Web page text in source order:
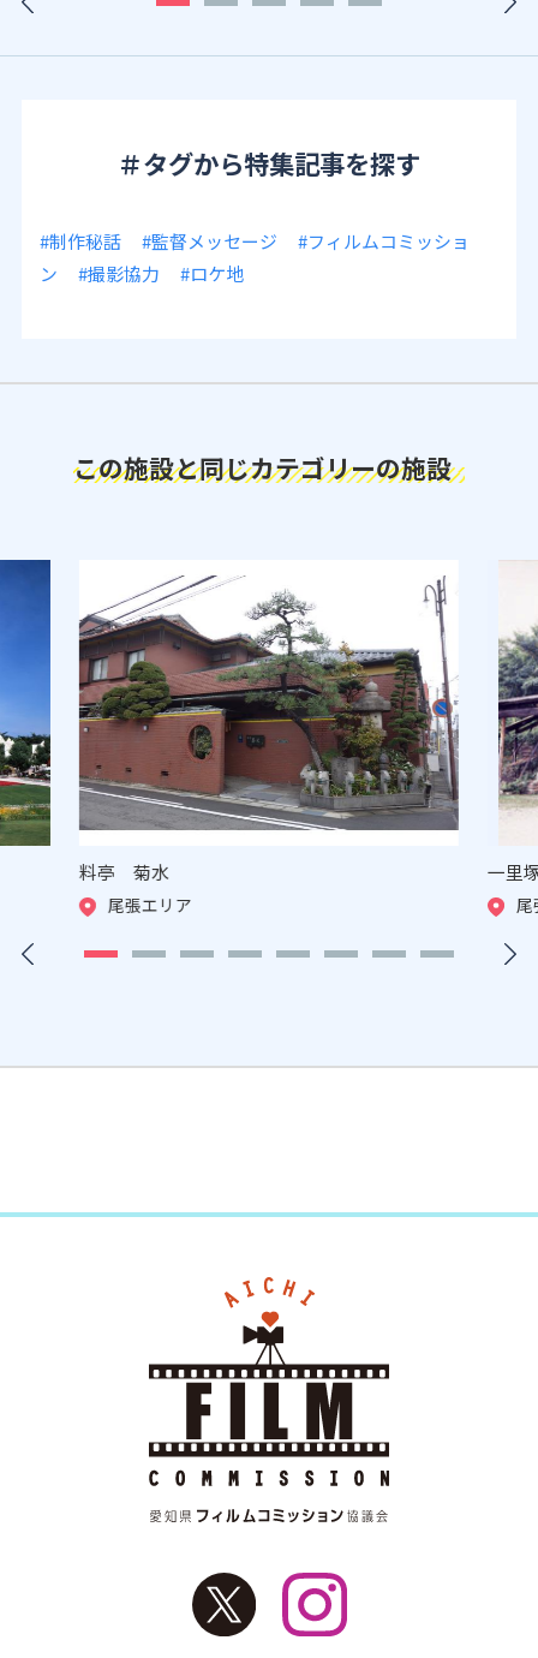
＃タグから特集記事を探す
#制作秘話 #監督メッセージ
#フィルムコミッショ
ン
#撮影協力 #ロケ地
この施設と同じカテゴリーの施設
料亭 菊水
尾張エリア
一里